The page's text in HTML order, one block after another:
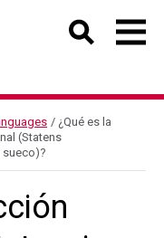
/ ¿Qué es la
(Statens
sueco)?